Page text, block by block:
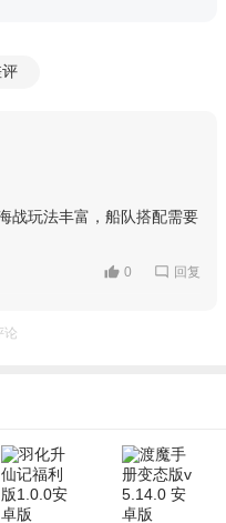
战玩法丰富，船队搭配需要
0 回复
论